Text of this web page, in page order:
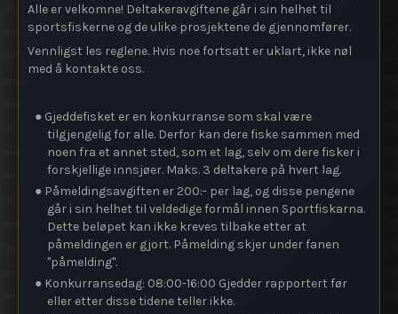
Alle er velkomne! Deltakeravgiftene går i sin helhet til
sportsfiskerne og de ulike prosjektene de gjennomfører.
Vennligst les reglene. Hvis noe fortsatt er uklart, ikke nøl
med å kontakte oss.
● Gjeddefisket er en konkurranse som skal være
tilgjengelig for alle. Derfor kan dere fiske sammen med
noen fra et annet sted, som et lag, selv om dere fisker i
forskjellige innsjøer. Maks. 3 deltakere på hvert lag.
● Påmeldingsavgiften er 200:- per lag, og disse pengene
går i sin helhet til veldedige formål innen Sportfiskarna.
Dette beløpet kan ikke kreves tilbake etter at
påmeldingen er gjort. Påmelding skjer under fanen
"påmelding".
● Konkurransedag: 08:00-16:00 Gjedder rapportert før
eller etter disse tidene teller ikke.